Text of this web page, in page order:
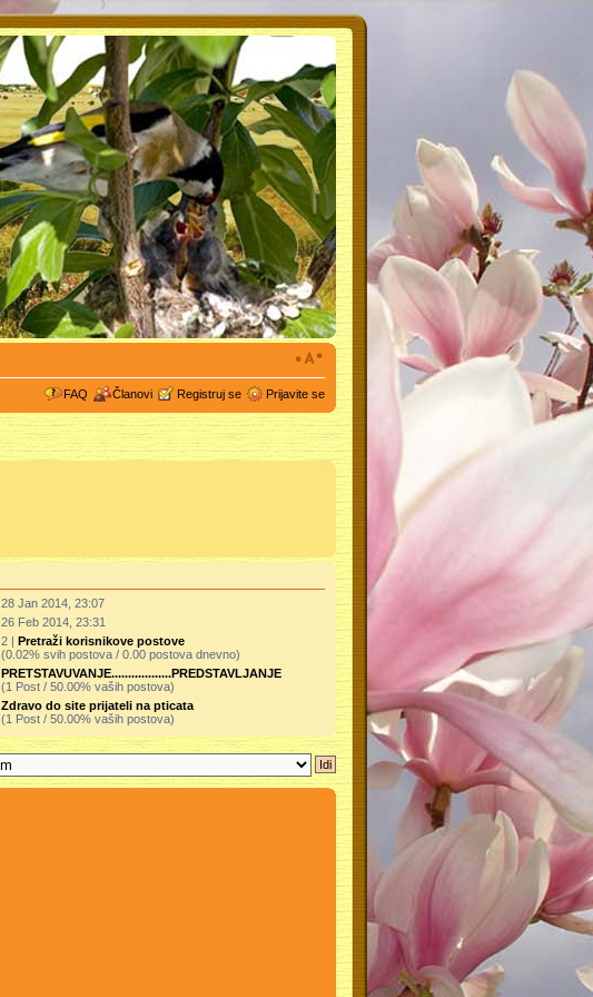
FAQ Članovi Registruj se Prijavite se
28 Jan 2014, 23:07
26 Feb 2014, 23:31
2 |Pretraži korisnikove postove
(0.02% svih postova / 0.00 postova dnevno)
PRETSTAVUVANJE..................PREDSTAVLJANJE
(1 Post / 50.00% vaših postova)
Zdravo do site prijateli na pticata
(1 Post / 50.00% vaših postova)